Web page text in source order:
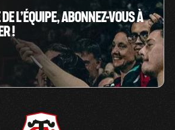
L’ÉQUIPE, ABONNEZ-VOUS À
!